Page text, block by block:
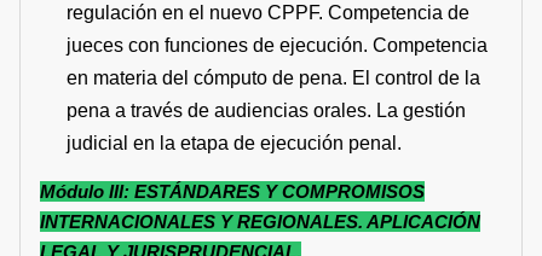
regulación en el nuevo CPPF. Competencia de
jueces con funciones de ejecución. Competencia
en materia del cómputo de pena. El control de la
pena a través de audiencias orales. La gestión
judicial en la etapa de ejecución penal.
Módulo III: ESTÁNDARES Y COMPROMISOS
INTERNACIONALES Y REGIONALES. APLICACIÓN
LEGAL Y JURISPRUDENCIAL.